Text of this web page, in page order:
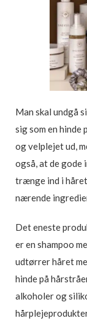
Man skal undgå
sig som en hinde
og velplejet ud,
også, at de gode
trænge ind i
nærende
Det eneste
er en shampoo
udtørrer håret
hinde på
alkoholer og